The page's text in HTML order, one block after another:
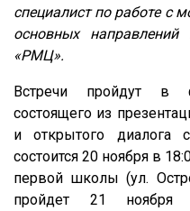
специалист по работе с
основных
«РМЦ».
Встречи пройдут в
состоящего из
и открытого диалога
состоится 20 ноября в
первой школы (ул.
пройдет 21